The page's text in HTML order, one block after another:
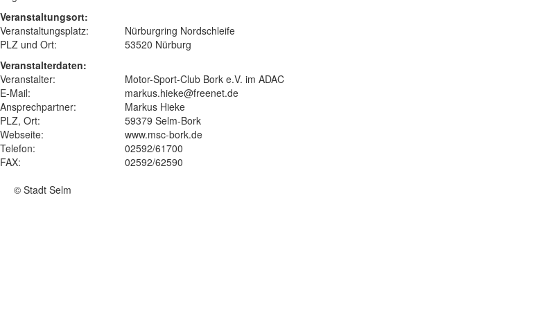
Veranstaltungsort:
Veranstaltungsplatz:
Nürburgring Nordschleife
PLZ und Ort:
53520 Nürburg
Veranstalterdaten:
Veranstalter:
Motor-Sport-Club Bork e.V. im ADAC
E-Mail:
markus.hieke@freenet.de
Ansprechpartner:
Markus Hieke
PLZ, Ort:
59379 Selm-Bork
Webseite:
www.msc-bork.de
Telefon:
02592/61700
FAX:
02592/62590
© Stadt Selm